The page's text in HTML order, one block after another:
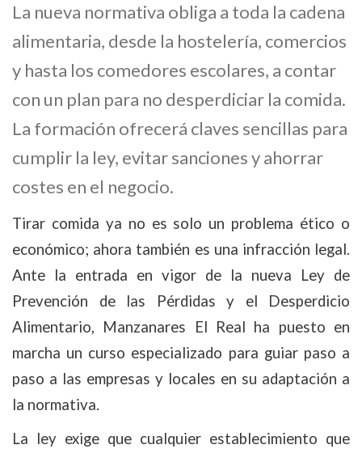
La nueva normativa obliga a toda la cadena
alimentaria, desde la hostelería, comercios
y hasta los comedores escolares, a contar
con un plan para no desperdiciar la comida.
La formación ofrecerá claves sencillas para
cumplir la ley, evitar sanciones y ahorrar
costes en el negocio.
Tirar comida ya no es solo un problema ético o
económico; ahora también es una infracción legal.
Ante la entrada en vigor de la nueva Ley de
Prevención de las Pérdidas y el Desperdicio
Alimentario, Manzanares El Real ha puesto en
marcha un curso especializado para guiar paso a
paso a las empresas y locales en su adaptación a
la normativa.
La ley exige que cualquier establecimiento que